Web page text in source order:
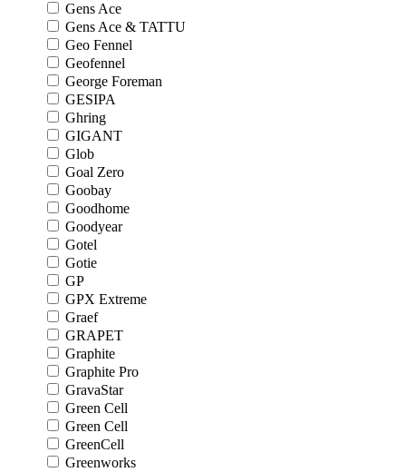
Gens Ace
Gens Ace & TATTU
Geo Fennel
Geofennel
George Foreman
GESIPA
Ghring
GIGANT
Glob
Goal Zero
Goobay
Goodhome
Goodyear
Gotel
Gotie
GP
GPX Extreme
Graef
GRAPET
Graphite
Graphite Pro
GravaStar
Green Cell
Green Cell
GreenCell
Greenworks